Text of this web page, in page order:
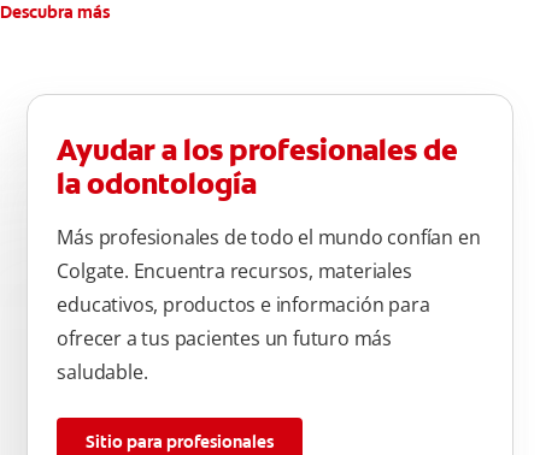
Descubra más
Ayudar a los profesionales de
la odontología
Más profesionales de todo el mundo confían en
Colgate. Encuentra recursos, materiales
educativos, productos e información para
ofrecer a tus pacientes un futuro más
saludable.
Sitio para profesionales